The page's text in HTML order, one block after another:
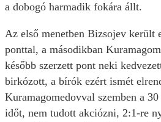
a dobogó harmadik fokára állt.
Az első menetben Bizsojev került
ponttal, a másodikban
később szerzett pont neki
birkózott, a bírók ezért ismét
Kuramagomedovval szemben a
időt, nem tudott akciózni, 2:1-re